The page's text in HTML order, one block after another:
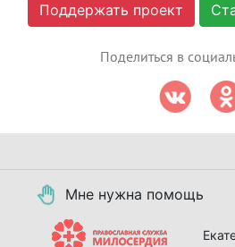
Поддержать проект
Поделиться в
Мне нужна помощь